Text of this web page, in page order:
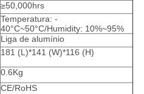
≥50,000hrs
Temperatura: -
40°C~50°C/Humidity: 10%~95%
Liga de alumínio
181 (L)*141 (W)*116 (H)
0.6Kg
CE/RoHS